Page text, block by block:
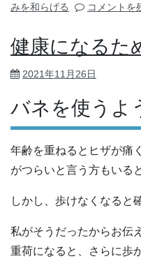
みを和らげる
コメントを
健康になるた
2021年11月26日
バネを使うよ
年齢を重ねるとヒザが痛
がつらいと言う方もいる
しかし、歩けなくなると
私がそうだったからお伝
重荷になると、さらに歩